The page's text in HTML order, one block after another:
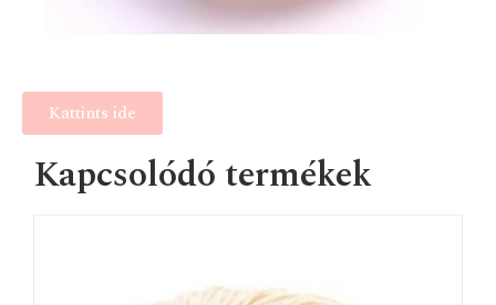
Kattints ide
Kapcsolódó termékek